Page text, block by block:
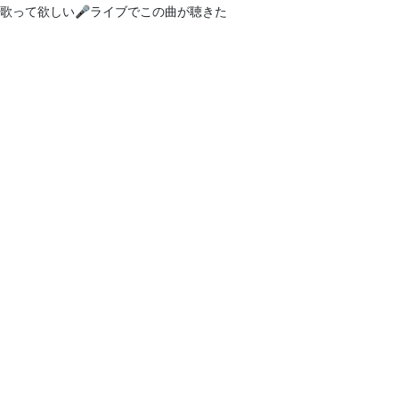
って欲しい🎤ライブでこの曲が聴きた